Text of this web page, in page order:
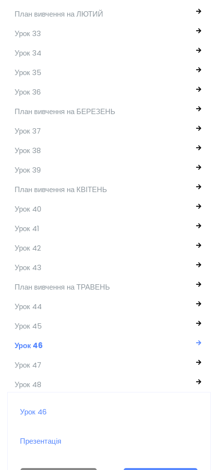
План вивчення на ЛЮТИЙ
Урок 33
Урок 34
Урок 35
Урок 36
План вивчення на БЕРЕЗЕНЬ
Урок 37
Урок 38
Урок 39
План вивчення на КВІТЕНЬ
Урок 40
Урок 41
Урок 42
Урок 43
План вивчення на ТРАВЕНЬ
Урок 44
Урок 45
Урок 46
Урок 47
Урок 48
Урок 46
Презентація